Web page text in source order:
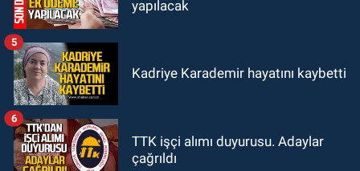
yapılacak
Kadriye Karademir hayatını kaybetti
5
TTK işçi alımı duyurusu. Adaylar
çağrıldı
6